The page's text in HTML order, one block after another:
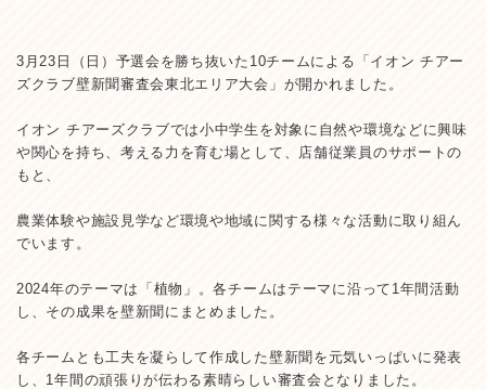
3月23日（日）予選会を勝ち抜いた10チームによる「イオン チアー
ズクラブ壁新聞審査会東北エリア大会」が開かれました。
イオン チアーズクラブでは小中学生を対象に自然や環境などに興味
や関心を持ち、考える力を育む場として、店舗従業員のサポートの
もと、
農業体験や施設見学など環境や地域に関する様々な活動に取り組ん
でいます。
2024年のテーマは「植物」。各チームはテーマに沿って1年間活動
し、その成果を壁新聞にまとめました。
各チームとも工夫を凝らして作成した壁新聞を元気いっぱいに発表
し、1年間の頑張りが伝わる素晴らしい審査会となりました。